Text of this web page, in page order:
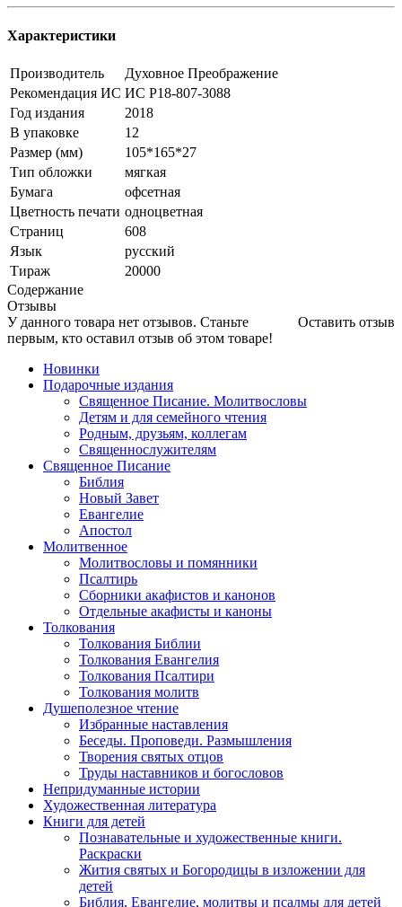
Характеристики
Производитель
Духовное Преображение
Рекомендация ИС ИС Р18-807-3088
Год издания
2018
В упаковке
12
Размер (мм)
105*165*27
Тип обложки
мягкая
Бумага
офсетная
Цветность печати одноцветная
Страниц
608
Язык
русский
Тираж
20000
Содержание
Отзывы
Оставить отзыв
У данного товара нет отзывов. Станьте
первым, кто оставил отзыв об этом товаре!
Новинки
Подарочные издания
Священное Писание. Молитвословы
Детям и для семейного чтения
Родным, друзьям, коллегам
Священнослужителям
Священное Писание
Библия
Новый Завет
Евангелие
Апостол
Молитвенное
Молитвословы и помянники
Псалтирь
Сборники акафистов и канонов
Отдельные акафисты и каноны
Толкования
Толкования Библии
Толкования Евангелия
Толкования Псалтири
Толкования молитв
Душеполезное чтение
Избранные наставления
Беседы. Проповеди. Размышления
Творения святых отцов
Труды наставников и богословов
Непридуманные истории
Художественная литература
Книги для детей
Познавательные и художественные книги.
Раскраски
Жития святых и Богородицы в изложении для
детей
Библия, Евангелие, молитвы и псалмы для детей